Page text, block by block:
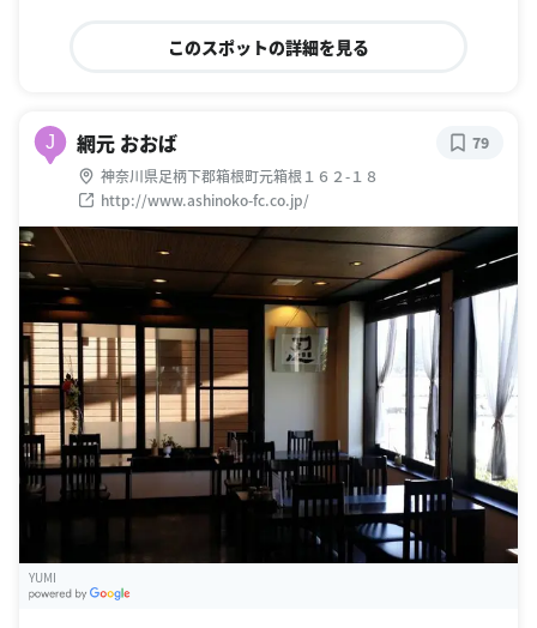
このスポットの詳細を見る
J 網元 おおば
神奈川県足柄下郡箱根町元箱根１６２-１８
http://www.ashinoko-fc.co.jp/
79
YUMI